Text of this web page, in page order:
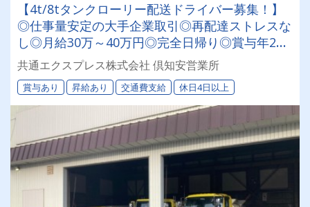
【4t/8tタンクローリー配送ドライバー募集！】
◎仕事量安定の大手企業取引◎再配達ストレスな
し◎月給30万～40万円◎完全日帰り◎賞与年2回
◎60歳以降も長く活躍できる環境です！★研修充
実で未経験の方も安心★
共通エクスプレス株式会社 倶知安営業所
賞与あり 昇給あり 交通費支給 休日4日以上